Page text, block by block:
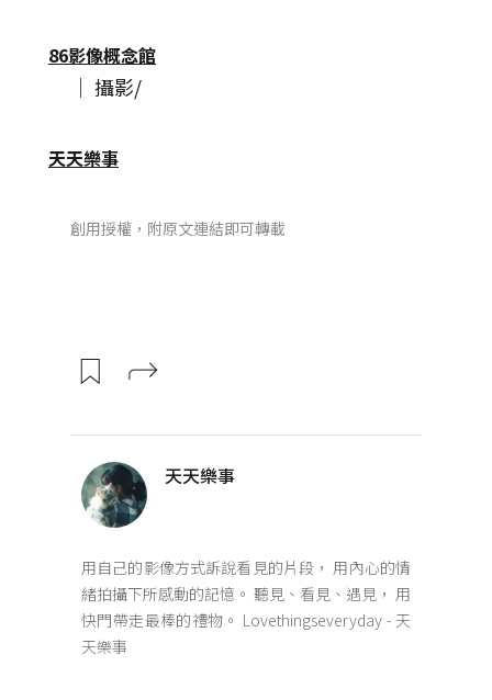
86影像概念館
│ 攝影/
天天樂事
創用授權，附原文連結即可轉載
天天樂事
用自己的影像方式訴說看見的片段， 用內心的情
緒拍攝下所感動的記憶。 聽見、看見、遇見， 用
快門帶走最棒的禮物。 Lovethingseveryday - 天
天樂事